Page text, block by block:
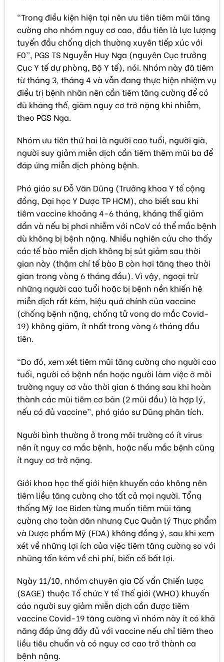
“Trong điều kiện hiện tại nên ưu tiên tiêm mũi tăng
cường cho nhóm nguy cơ cao, đầu tiên là lực lượng
tuyến đầu chống dịch thường xuyên tiếp xúc với
F0”, PGS TS Nguyễn Huy Nga (nguyên Cục trưởng
Cục Y tế dự phòng, Bộ Y tế), nói. Nhóm này đã tiêm
từ tháng 3, tháng 4 và vẫn đang thực hiện nhiệm vụ
điều trị bệnh nhân nên cần tiêm tăng cường để có
đủ kháng thể, giảm nguy cơ trở nặng khi nhiễm,
theo PGS Nga.
Nhóm ưu tiên thứ hai là người cao tuổi, người già,
người suy giảm miễn dịch cần tiêm thêm mũi ba để
đáp ứng miễn dịch phòng bệnh.
Phó giáo sư Đỗ Văn Dũng (Trưởng khoa Y tế cộng
đồng, Đại học Y Dược TP HCM), cho biết sau khi
tiêm vaccine khoảng 4-6 tháng, kháng thể giảm
dần và nếu bị phơi nhiễm với nCoV có thể mắc bệnh
dù không bị bệnh nặng. Nhiều nghiên cứu cho thấy
các tế bào miễn dịch không bị sút giảm sau thời
gian này (thậm chí tế bào B còn hơi tăng theo thời
gian trong vòng 6 tháng đầu). Vì vậy, ngoại trừ
những người cao tuổi hoặc bị bệnh nền khiến hệ
miễn dịch rất kém, hiệu quả chính của vaccine
(chống bệnh nặng, chống tử vong do mắc Covid-
19) không giảm, ít nhất trong vòng 6 tháng đầu
tiên.
“Do đó, xem xét tiêm mũi tăng cường cho người cao
tuổi, người có bệnh nền hoặc người làm việc ở môi
trường nguy cơ vào thời gian 6 tháng sau khi hoàn
thành các mũi tiêm cơ bản (2 mũi đầu) là hợp lý,
nếu có đủ vaccine”, phó giáo sư Dũng phân tích.
Người bình thường ở trong môi trường có ít virus
nên ít nguy cơ mắc bệnh, hoặc nếu mắc bệnh cũng
ít nguy cơ trở nặng.
Giới khoa học thế giới hiện khuyến cáo không nên
tiêm liều tăng cường cho tất cả mọi người. Tổng
thống Mỹ Joe Biden từng muốn tiêm mũi tăng
cường cho toàn dân nhưng Cục Quản lý Thực phẩm
và Dược phẩm Mỹ (FDA) không đồng ý, sau khi xem
xét về những lợi ích của việc tiêm tăng cường so với
những tốn kém về chi phí, biến cố bất lợi.
Ngày 11/10, nhóm chuyên gia Cố vấn Chiến lược
(SAGE) thuộc Tổ chức Y tế Thế giới (WHO) khuyến
cáo người suy giảm miễn dịch cần được tiêm
vaccine Covid-19 tăng cường vì nhóm này ít có khả
năng đáp ứng đầy đủ với vaccine nếu chỉ tiêm theo
liều tiêu chuẩn và có nguy cơ cao trở thành ca
bệnh nặng.